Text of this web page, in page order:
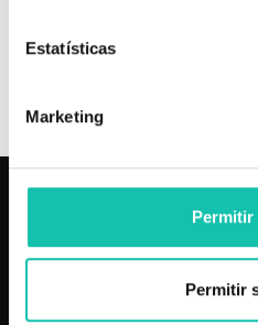
Estatísticas
Marketing
Permitir
Permitir
Aparelhos
Cabelo